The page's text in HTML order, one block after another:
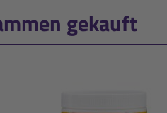
gekauft